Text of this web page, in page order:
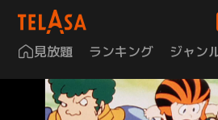
見放題 ランキング ジャン